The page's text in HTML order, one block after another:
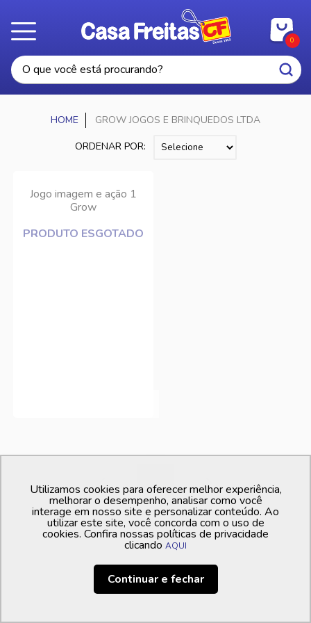
0
GROW JOGOS E BRINQUEDOS LTDA
ORDENAR POR:
Jogo imagem e ação 1
Grow
PRODUTO ESGOTADO
1
Utilizamos cookies para oferecer melhor experiência,
melhorar o desempenho, analisar como você
interage em nosso site e personalizar conteúdo. Ao
utilizar este site, você concorda com o uso de
cookies. Confira nossas políticas de privacidade
clicando AQUI
Continuar e fechar